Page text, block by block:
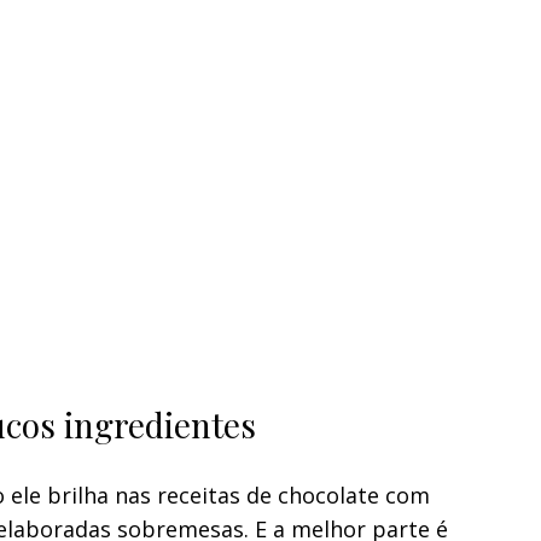
ingredientes
brilha nas receitas de chocolate com
sobremesas. E a melhor parte é